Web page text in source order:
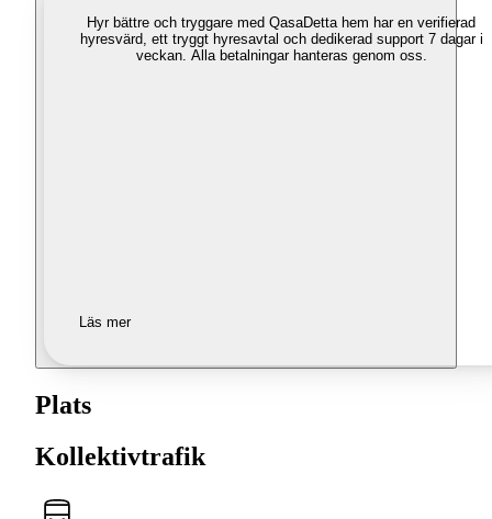
Hyr bättre och tryggare med QasaDetta hem har en verifierad
hyresvärd, ett tryggt hyresavtal och dedikerad support 7 dagar i
veckan. Alla betalningar hanteras genom oss.
Läs mer
Plats
Kollektivtrafik